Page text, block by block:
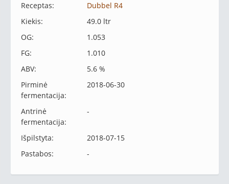
Receptas:
Dubbel R4
Kiekis:
49.0 ltr
OG:
1.053
FG:
1.010
ABV:
5.6 %
Pirminė
fermentacija:
2018-06-30
Antrinė
fermentacija:
-
Išpilstyta:
2018-07-15
Pastabos:
-